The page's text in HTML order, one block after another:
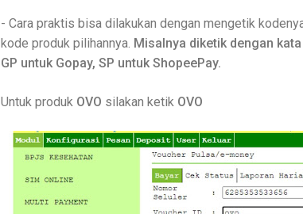
- Cara praktis bisa dilakukan dengan mengetik
kode produk pilihannya. Misalnya diketik dengan kata
GP untuk Gopay, SP untuk ShopeePay.
Untuk produk OVO silakan ketik OVO